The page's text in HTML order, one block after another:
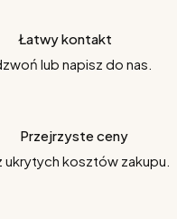
Łatwy kontakt
lub napisz do nas.
Przejrzyste ceny
ukrytych kosztów zakupu.